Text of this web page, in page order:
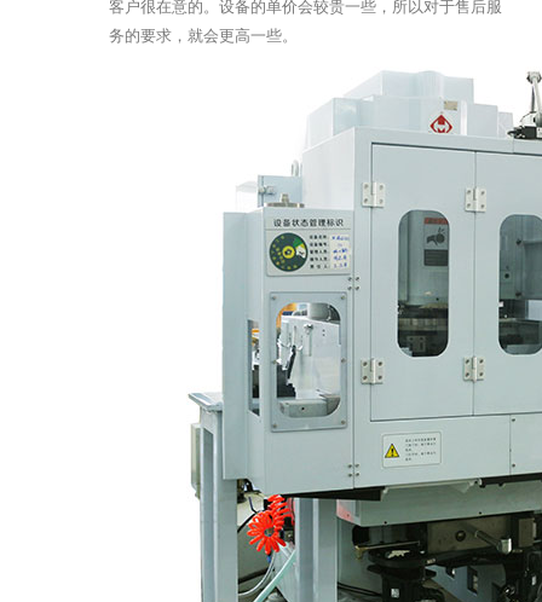
客户很在意的。设备的单价会较贵一些，所以对于售后服
务的要求，就会更高一些。